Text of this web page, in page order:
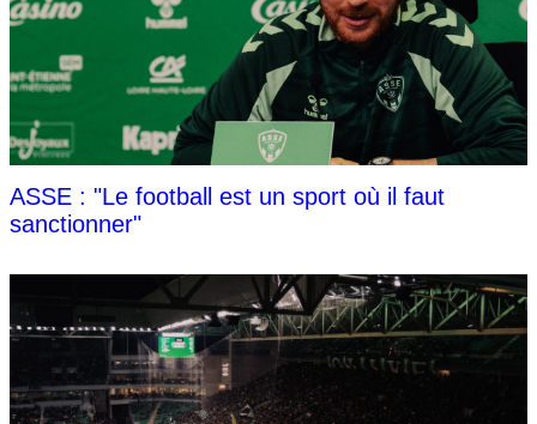
ASSE : "Le football est un sport où il faut
sanctionner"